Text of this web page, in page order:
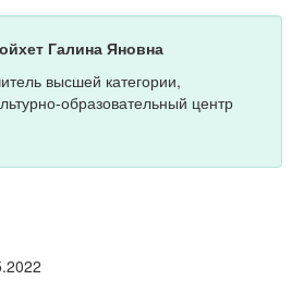
Галина Яновна
высшей категории,
образовательный центр